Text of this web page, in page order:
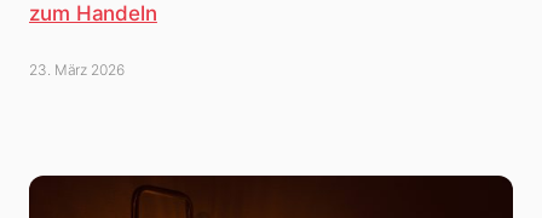
zum Handeln
23. März 2026